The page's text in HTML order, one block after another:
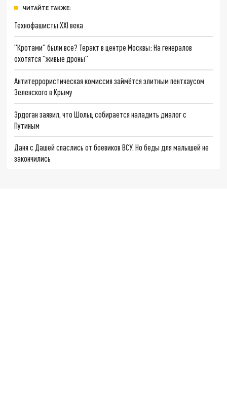
ЧИТАЙТЕ ТАКЖЕ:
Технофашисты XXI века
"Кротами" были все? Теракт в центре Москвы: На генералов
охотятся "живые дроны"
Антитеррористическая комиссия займётся элитным пентхаусом
Зеленского в Крыму
Эрдоган заявил, что Шольц собирается наладить диалог с
Путиным
Даня с Дашей спаслись от боевиков ВСУ. Но беды для малышей не
закончились